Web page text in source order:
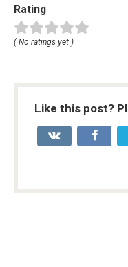
Rating
( No ratings yet )
Like this post?